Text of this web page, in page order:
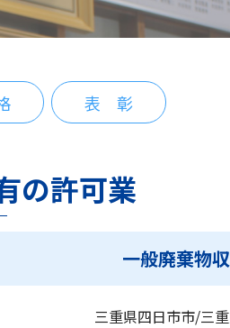
表 彰
の許可業
一般廃棄物
三重県四日市市/三